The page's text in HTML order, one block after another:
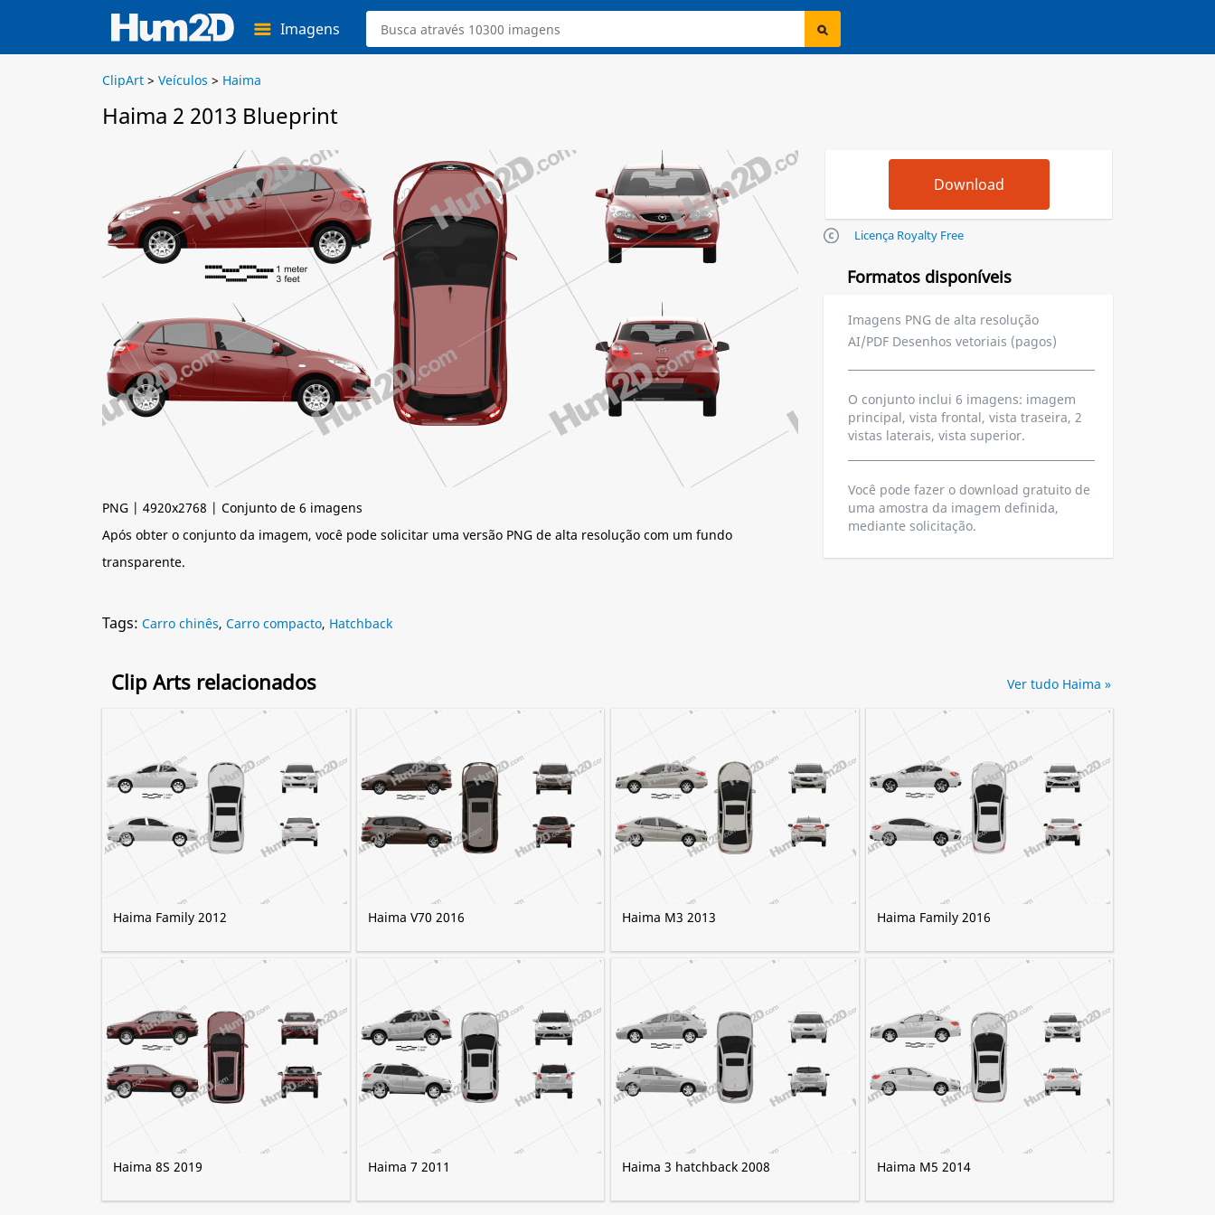
Imagens
ClipArt > Veículos > Haima
Haima 2 2013 Blueprint
PNG | 4920x2768 | Conjunto de 6 imagens
Após obter o conjunto da imagem, você pode solicitar uma versão PNG de alta resolução com um fundo
transparente.
Licença Royalty Free
Formatos disponíveis
Imagens PNG de alta resolução
AI/PDF Desenhos vetoriais (pagos)
O conjunto inclui 6 imagens: imagem
principal, vista frontal, vista traseira, 2
vistas laterais, vista superior.
Você pode fazer o download gratuito de
uma amostra da imagem definida,
mediante solicitação.
Tags: Carro chinês, Carro compacto, Hatchback
Clip Arts relacionados
Haima Family 2012 Haima V70 2016 Haima M3 2013 Haima Family 2016
Haima 8S 2019 Haima 7 2011 Haima 3 hatchback 2008 Haima M5 2014
Ver tudo Haima »